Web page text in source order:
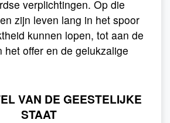
verplichtingen. Op die
zijn leven lang in het spoor
kunnen lopen, tot aan de
het offer en de gelukzalige
VAN DE GEESTELIJKE
STAAT